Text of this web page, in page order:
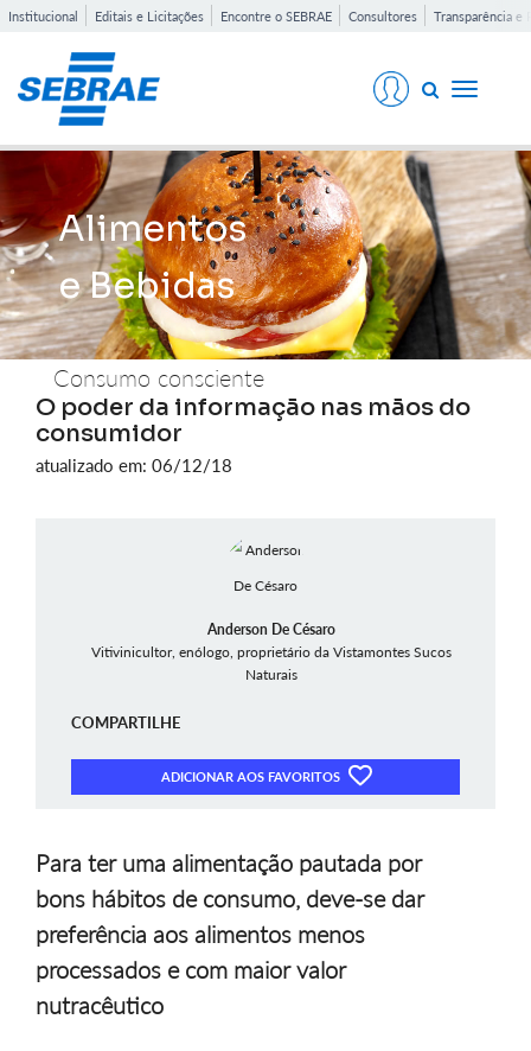
Institucional Editais e Licitações Encontre o SEBRAE Consultores Transparência e
Toggle
Alimentos
e Bebidas
Consumo consciente
O poder da informação nas mãos do
consumidor
atualizado em: 06/12/18
Anderson De Césaro
Vitivinicultor, enólogo, proprietário da Vistamontes Sucos
Naturais
COMPARTILHE
ADICIONAR AOS FAVORITOS
Para ter uma alimentação pautada por
bons hábitos de consumo, deve-se dar
preferência aos alimentos menos
processados e com maior valor
nutracêutico